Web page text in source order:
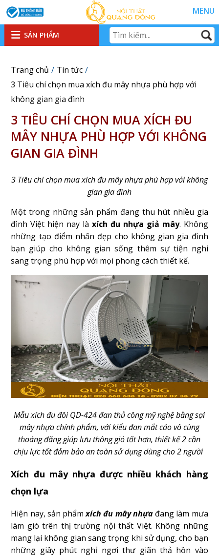
MENU
SẢN PHẨM
Trang chủ
Tin tức
3 Tiêu chí chọn mua xích đu mây nhựa phù hợp với
không gian gia đình
3 TIÊU CHÍ CHỌN MUA XÍCH ĐU
MÂY NHỰA PHÙ HỢP VỚI KHÔNG
GIAN GIA ĐÌNH
3 Tiêu chí chọn mua xích đu mây nhựa phù hợp với không
gian gia đình
Một trong những sản phẩm đang thu hút nhiều gia
đình Việt hiện nay là xích đu nhựa giả mây. Không
những tạo điểm nhấn đẹp cho không gian gia đình
bạn giúp cho không gian sống thêm sự tiện nghi
sang trọng phù hợp với mọi phong cách thiết kế.
Mẫu xích đu đôi QD-424 đan thủ công mỹ nghệ bằng sợi
mây nhựa chính phẩm, với kiểu đan mắt cáo vô cùng
thoáng đãng giúp lưu thông gió tốt hơn, thiết kế 2 cần
chịu lực tốt đảm bảo an toàn sử dụng dùng cho 2 người
Xích đu mây nhựa được nhiều khách hàng
chọn lựa
Hiện nay, sản phẩmxích đu mây nhựađang làm mưa
làm gió trên thị trường nội thất Việt. Không những
mang lại không gian sang trọng khi sử dụng, cho bạn
những giây phút nghỉ ngơi thư giãn thả hồn vào